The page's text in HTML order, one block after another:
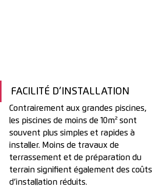
FACILITÉ D’INSTALLATION
Contrairement aux grandes piscines,
les piscines de moins de 10m² sont
souvent plus simples et rapides à
installer. Moins de travaux de
terrassement et de préparation du
terrain signifient également des coûts
d’installation réduits.